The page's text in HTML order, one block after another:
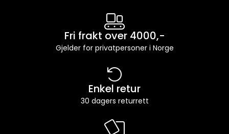
Fri frakt over 4000,-
Gjelder for privatpersoner i Norge
Enkel retur
30 dagers returrett